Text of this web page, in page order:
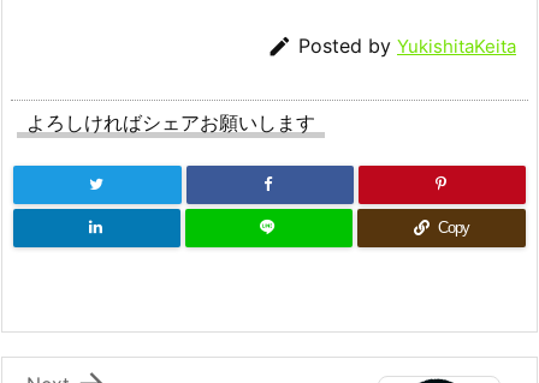
 Posted by YukishitaKeita
よろしければシェアお願いします
Copy